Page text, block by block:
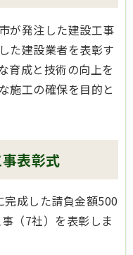
が発注した建設工事
た建設業者を表彰す
育成と技術の向上を
施工の確保を目的と
表彰式
成した請負金額500
（7社）を表彰しま